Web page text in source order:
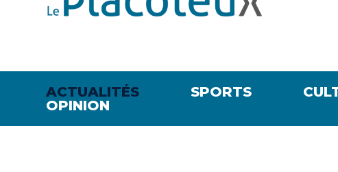
ACTUALITÉS SPORTS
OPINION